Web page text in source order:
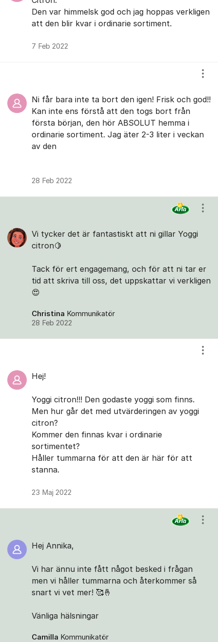
Den var himmelsk god och jag hoppas verkligen
att den blir kvar i ordinarie sortiment.
7 Feb 2022
Ni får bara inte ta bort den igen! Frisk och god!!
Kan inte ens förstå att den togs bort från
första början, den hör ABSOLUT hemma i
ordinarie sortiment. Jag äter 2-3 liter i veckan
av den
28 Feb 2022
Vi tycker det är fantastiskt att ni gillar Yoggi
citron🍋
Tack för ert engagemang, och för att ni tar er
tid att skriva till oss, det uppskattar vi verkligen
😍
Christina Kommunikatör
28 Feb 2022
Hej!
Yoggi citron!!! Den godaste yoggi som finns.
Men hur går det med utvärderingen av yoggi
citron?
Kommer den finnas kvar i ordinarie
sortimentet?
Håller tummarna för att den är här för att
stanna.
23 Maj 2022
Hej Annika,
Vi har ännu inte fått något besked i frågan
men vi håller tummarna och återkommer så
snart vi vet mer! 🥰🤞
Vänliga hälsningar
Camilla Kommunikatör